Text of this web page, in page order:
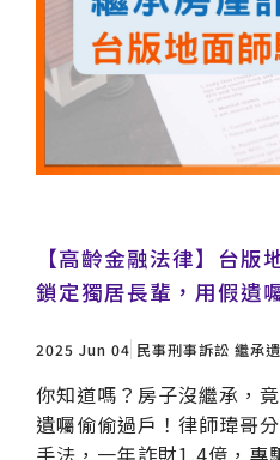
【高齡金融法律】台版
鎖定獨居長輩，用假遺
2025 Jun 04 民事刑事訴訟 繼承
你知道嗎？房子沒繼承，
遺囑偷偷過戶！律師瑋哥
手法，一年詐財1.4億，專